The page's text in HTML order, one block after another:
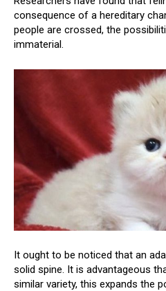
consequence of a hereditary
people are crossed, the
immaterial.
It ought to be noticed that an
solid spine. It is advantageous
similar variety, this expands the